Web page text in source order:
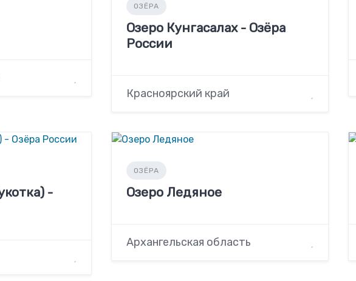
ОЗЁРА
Озеро Кунгасалах - Озёра
России
Красноярский край
-
ОЗЁРА
Озеро Ледяное
Архангельская область